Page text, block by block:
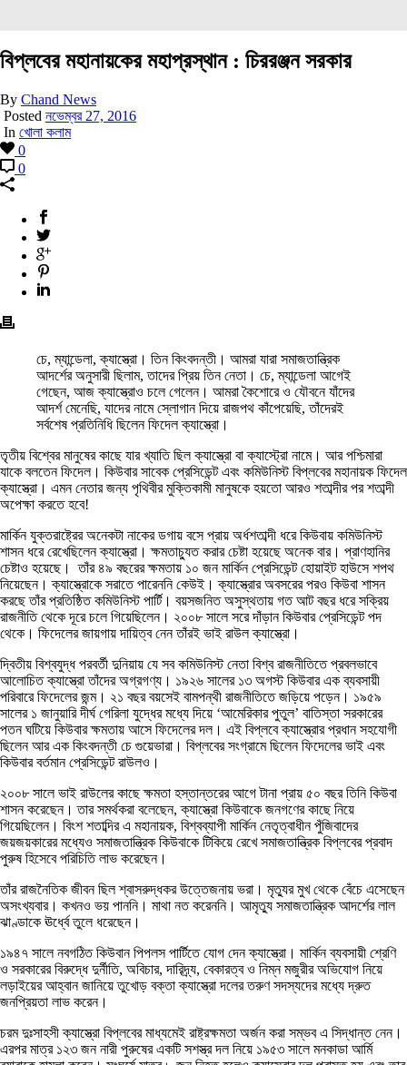
বিপ্লবের মহানায়কের মহাপ্রস্থান : চিররঞ্জন সরকার
By Chand News
Posted নভেম্বর 27, 2016
In খোলা কলাম
0
0
চে, ম্যান্ডেলা, ক্যাস্ত্রো। তিন কিংবদন্তী। আমরা যারা সমাজতান্ত্রিক
আদর্শের অনুসারী ছিলাম, তাদের প্রিয় তিন নেতা। চে, ম্যান্ডেলা আগেই
গেছেন, আজ ক্যাস্ত্রোও চলে গেলেন। আমরা কৈশোরে ও যৌবনে যাঁদের
আদর্শ মেনেছি, যাদের নামে স্লোগান দিয়ে রাজপথ কাঁপেয়েছি, তাঁদেরই
সর্বশেষ প্রতিনিধি ছিলেন ফিদেল ক্যাস্ত্রো।
তৃতীয় বিশ্বের মানুষের কাছে যার খ্যাতি ছিল ক্যাস্ত্রো বা ক্যাস্ট্রো নামে। আর পশ্চিমারা
যাকে বলতেন ফিদেল। কিউবার সাবেক প্রেসিডেন্ট এবং কমিউনিস্ট বিপ্লবের মহানায়ক ফিদেল
ক্যাস্ত্রো। এমন নেতার জন্য পৃথিবীর মুক্তিকামী মানুষকে হয়তো আরও শতাব্দীর পর শতাব্দী
অপেক্ষা করতে হবে!
মার্কিন যুক্তরাষ্ট্রের অনেকটা নাকের ডগায় বসে প্রায় অর্ধশতাব্দী ধরে কিউবায় কমিউনিস্ট
শাসন ধরে রেখেছিলেন ক্যাস্ত্রো। ক্ষমতাচ্যুত করার চেষ্টা হয়েছে অনেক বার। প্রাণহানির
চেষ্টাও হয়েছে। তাঁর ৪৯ বছরের ক্ষমতায় ১০ জন মার্কিন প্রেসিডেন্ট হোয়াইট হাউসে শপথ
নিয়েছেন। ক্যাস্ত্রোকে সরাতে পারেননি কেউই। ক্যাস্ত্রোর অবসরের পরও কিউবা শাসন
করছে তাঁর প্রতিষ্ঠিত কমিউনিস্ট পার্টি। বয়সজনিত অসুস্থতায় গত আট বছর ধরে সক্রিয়
রাজনীতি থেকে দূরে চলে গিয়েছিলেন। ২০০৮ সালে সরে দাঁড়ান কিউবার প্রেসিডেন্ট পদ
থেকে। ফিদেলের জায়গায় দায়িত্ব নেন তাঁরই ভাই রাউল ক্যাস্ত্রো।
দ্বিতীয় বিশ্বযুদ্ধ পরবর্তী দুনিয়ায় যে সব কমিউনিস্ট নেতা বিশ্ব রাজনীতিতে প্রবলভাবে
আলোচিত ক্যাস্ত্রো তাঁদের অগ্রগণ্য। ১৯২৬ সালের ১৩ অগস্ট কিউবার এক ব্যবসায়ী
পরিবারে ফিদেলের জন্ম। ২১ বছর বয়সেই বামপন্থী রাজনীতিতে জড়িয়ে পড়েন। ১৯৫৯
সালের ১ জানুয়ারি দীর্ঘ গেরিলা যুদ্ধের মধ্যে দিয়ে ‘আমেরিকার পুতুল’ বাতিস্তা সরকারের
পতন ঘটিয়ে কিউবার ক্ষমতায় আসে ফিদেলের দল। এই বিপ্লবে ক্যাস্ত্রোর প্রধান সহযোগী
ছিলেন আর এক কিংবদন্তী চে গুয়েভারা। বিপ্লবের সংগ্রামে ছিলেন ফিদেলের ভাই এবং
কিউবার বর্তমান প্রেসিডেন্ট রাউলও।
২০০৮ সালে ভাই রাউলের কাছে ক্ষমতা হস্তান্তরের আগে টানা প্রায় ৫০ বছর তিনি কিউবা
শাসন করেছেন। তার সমর্থকরা বলেছেন, ক্যাস্ত্রো কিউবাকে জনগণের কাছে নিয়ে
গিয়েছিলেন। বিংশ শতাব্দির এ মহানায়ক, বিশ্বব্যাপী মার্কিন নেতৃত্বাধীন পুঁজিবাদের
জয়জয়কারের মধ্যেও সমাজতান্ত্রিক কিউবাকে টিকিয়ে রেখে সমাজতান্ত্রিক বিপ্লবের প্রবাদ
পুরুষ হিসেবে পরিচিতি লাভ করেছেন।
তাঁর রাজনৈতিক জীবন ছিল শ্বাসরুদ্ধকর উত্তেজনায় ভরা। মৃত্যুর মুখ থেকে বেঁচে এসেছেন
অসংখ্যবার। কখনও ভয় পাননি। মাথা নত করেননি। আমৃত্যু সমাজতান্ত্রিক আদর্শের লাল
ঝাণ্ডাকে ঊর্ধ্বে তুলে ধরেছেন।
১৯৪৭ সালে নবগঠিত কিউবান পিপলস পার্টিতে যোগ দেন ক্যাস্ত্রো। মার্কিন ব্যবসায়ী শ্রেণি
ও সরকারের বিরুদ্ধে দুর্নীতি, অবিচার, দারিদ্র্য, বেকারত্ব ও নিম্ন মজুরীর অভিযোগ নিয়ে
লড়াইয়ের আহ্বান জানিয়ে তুখোড় বক্তা ক্যাস্ত্রো দলের তরুণ সদস্যদের মধ্যে দ্রুত
জনপ্রিয়তা লাভ করেন।
চরম দুঃসাহসী ক্যাস্ত্রো বিপ্লবের মাধ্যমেই রাষ্ট্রক্ষমতা অর্জন করা সম্ভব এ সিদ্ধান্ত নেন।
এরপর মাত্র ১২৩ জন নারী পুরুষের একটি সশস্ত্র দল নিয়ে ১৯৫৩ সালে মনকাডা আর্মি